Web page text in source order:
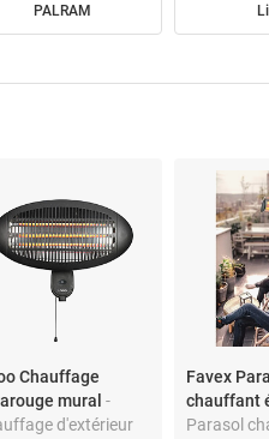
PALRAM
Chauffage
mural-
d'extérieur
Favex
chauffant
Parasol